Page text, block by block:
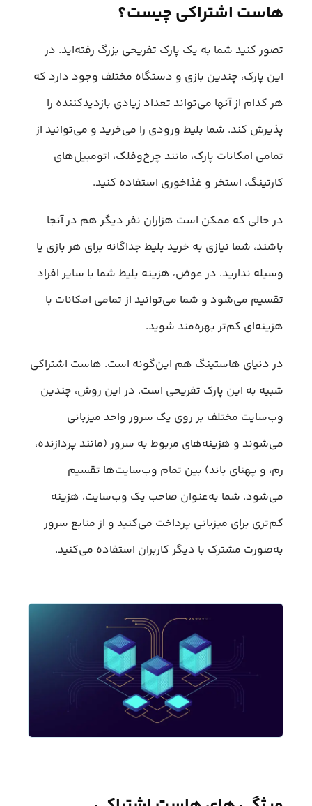
هاست اشتراکی چیست؟
تصور کنید شما به یک پارک تفریحی بزرگ رفته‌اید. در
این پارک، چندین بازی و دستگاه مختلف وجود دارد که
هر کدام از آنها می‌تواند تعداد زیادی بازدیدکننده را
پذیرش کند. شما بلیط ورودی را می‌خرید و می‌توانید از
تمامی امکانات پارک، مانند چرخ‌وفلک، اتومبیل‌های
کارتینگ، استخر و غذاخوری استفاده کنید.
در حالی که ممکن است هزاران نفر دیگر هم در آنجا
باشند، شما نیازی به خرید بلیط جداگانه برای هر بازی یا
وسیله ندارید. در عوض، هزینه بلیط شما با سایر افراد
تقسیم می‌شود و شما می‌توانید از تمامی امکانات با
هزینه‌ای کم‌تر بهره‌مند شوید.
در دنیای هاستینگ هم این‌گونه است. هاست اشتراکی
شبیه به این پارک تفریحی است. در این روش، چندین
وب‌سایت مختلف بر روی یک سرور واحد میزبانی
می‌شوند و هزینه‌های مربوط به سرور (مانند پردازنده،
رم، و پهنای باند) بین تمام وب‌سایت‌ها تقسیم
می‌شود. شما به‌عنوان صاحب یک وب‌سایت، هزینه
کم‌تری برای میزبانی پرداخت می‌کنید و از منابع سرور
به‌صورت مشترک با دیگر کاربران استفاده می‌کنید.